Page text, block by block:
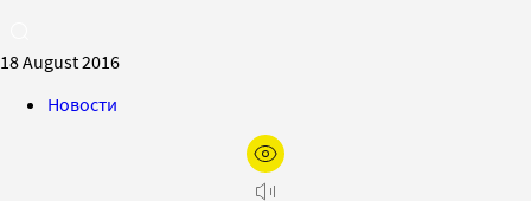
18 August 2016
Новости